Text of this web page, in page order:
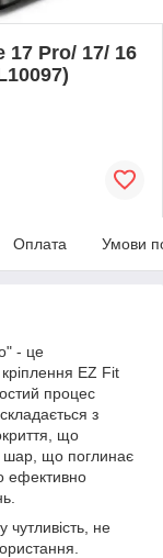
17 Pro/ 17/ 16
Оплата Умови
- це
EZ Fit
процес
з
що
шар, що поглинає
ефективно
чутливість, не